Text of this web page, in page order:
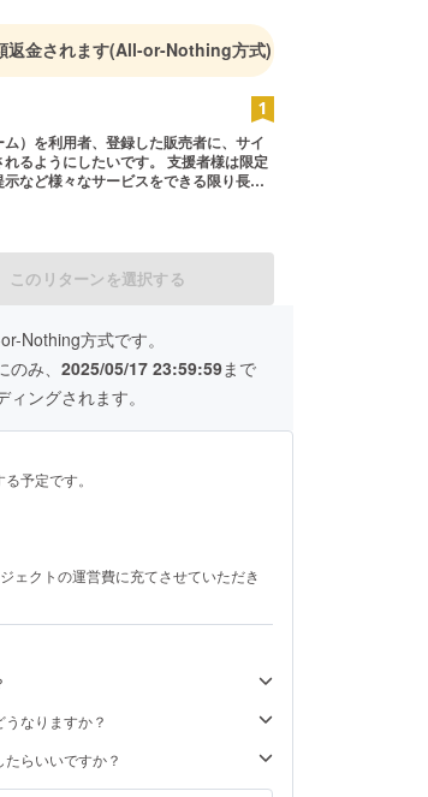
返金されます(All-or-Nothing方式)
）を利用者、登録した販売者に、サイ
るようにしたいです。 支援者様は限定
など様々なサービスをできる限り長く
掲載方法：文字のみ、ロゴ・バナー掲
しく ・注意事項：支援時、必ず備考欄
ご記入ください ：ロゴやバナー
、プロジェクト終了後にお送りする
このリターンを選択する
Nothing方式です。
み、 2025/05/17 23:59:59まで
ングされます。
予定です。
ェクトの運営費に充てさせていただき
なりますか？
らいいですか？